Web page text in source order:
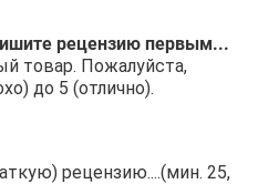
рецензию первым...
товар. Пожалуйста,
до 5 (отлично).
рецензию....(мин. 25,